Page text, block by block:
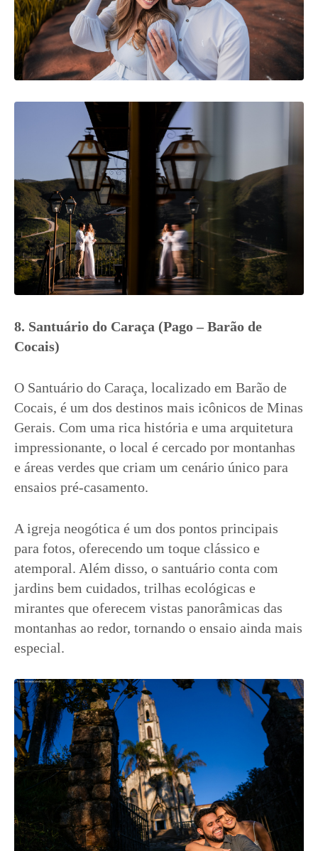
8. Santuário do Caraça (Pago – Barão de
Cocais)
O Santuário do Caraça, localizado em Barão de
Cocais, é um dos destinos mais icônicos de Minas
Gerais. Com uma rica história e uma arquitetura
impressionante, o local é cercado por montanhas
e áreas verdes que criam um cenário único para
ensaios pré-casamento.
A igreja neogótica é um dos pontos principais
para fotos, oferecendo um toque clássico e
atemporal. Além disso, o santuário conta com
jardins bem cuidados, trilhas ecológicas e
mirantes que oferecem vistas panorâmicas das
montanhas ao redor, tornando o ensaio ainda mais
especial.